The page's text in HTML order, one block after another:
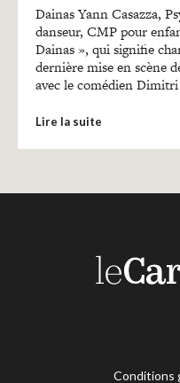
Entretiens
Revues
Dainas Yann Casazza,
danseur, CMP pour
Dainas », qui signifie
dernière mise en scène
avec le comédien
Lire la suite
Conditions